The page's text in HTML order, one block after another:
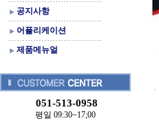
공지사항
어플리케이션
제품메뉴얼
051-513-0958
평일 09:30~17;00